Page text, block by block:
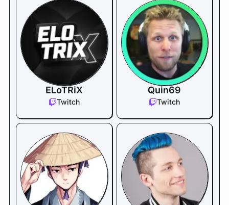
ELoTRiX
Twitch
Quin69
Twitch